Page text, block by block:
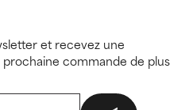
et recevez une
commande de plus